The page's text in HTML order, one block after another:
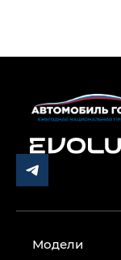
Модели